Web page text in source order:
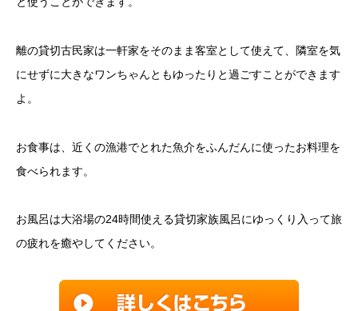
離の貸切古民家は一軒家をそのまま客室として使えて、隣室を気
にせずに大きなワンちゃんともゆったりと過ごすことができます
よ。
お食事は、近くの漁港でとれた魚介をふんだんに使ったお料理を
食べられます。
お風呂は大浴場の24時間使える貸切家族風呂にゆっくり入って旅
の疲れを癒やしてください。